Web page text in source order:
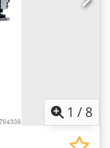
1 /8